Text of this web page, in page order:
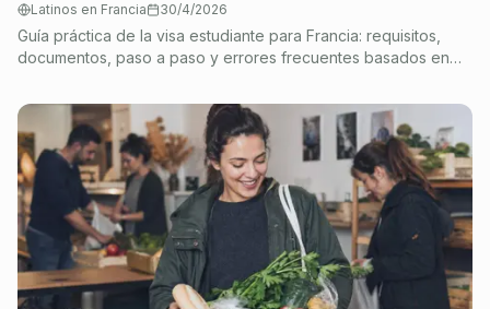
Latinos en Francia 30/4/2026
Guía práctica de la visa estudiante para Francia: requisitos,
documentos, paso a paso y errores frecuentes basados en